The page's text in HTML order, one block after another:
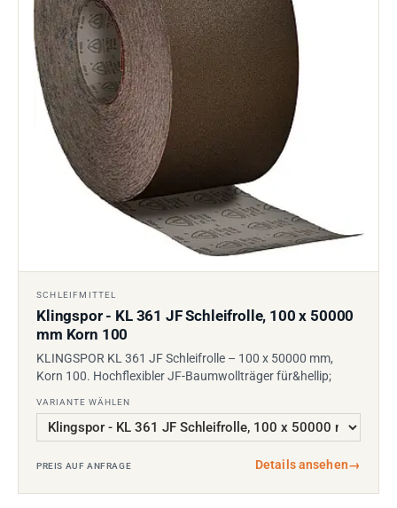
SCHLEIFMITTEL
Klingspor - KL 361 JF Schleifrolle, 100 x 50000
mm Korn 100
KLINGSPOR KL 361 JF Schleifrolle – 100 x 50000 mm,
Korn 100. Hochflexibler JF-Baumwollträger für&hellip;
VARIANTE WÄHLEN
PREIS AUF ANFRAGE Details ansehen→